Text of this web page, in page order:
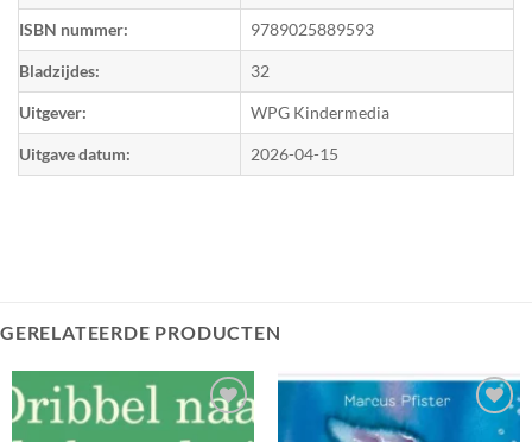
ISBN nummer: 9789025889593
Bladzijdes: 32
Uitgever: WPG Kindermedia
Uitgave datum: 2026-04-15
GERELATEERDE PRODUCTEN